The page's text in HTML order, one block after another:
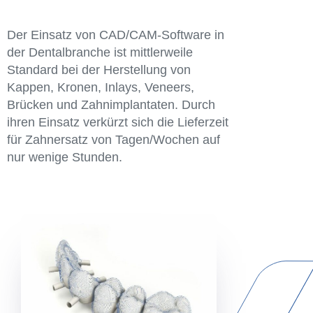
Der Einsatz von CAD/CAM-Software in
der Dentalbranche ist mittlerweile
Standard bei der Herstellung von
Kappen, Kronen, Inlays, Veneers,
Brücken und Zahnimplantaten. Durch
ihren Einsatz verkürzt sich die Lieferzeit
für Zahnersatz von Tagen/Wochen auf
nur wenige Stunden.